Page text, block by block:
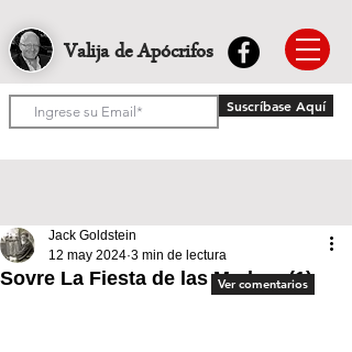
Valija de Apócrifos
Suscríbase Aquí
Sovre La Fiesta de las Madres (1)
Jack Goldstein
12 may 2024 3 min de lectura
Ver comentarios